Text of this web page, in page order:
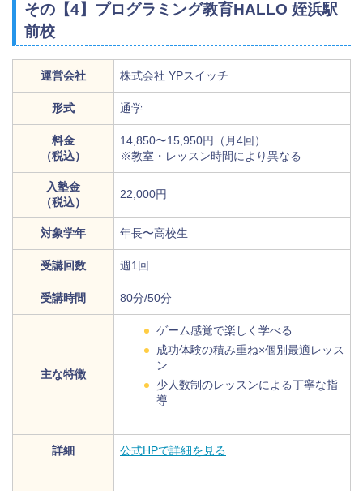
その【4】プログラミング教育HALLO 姪浜駅
前校
運営会社 株式会社 YPスイッチ
形式 通学
料金
（税込）
14,850〜15,950円（月4回）
※教室・レッスン時間により異なる
入塾金
（税込）
22,000円
対象学年 年長〜高校生
受講回数 週1回
受講時間 80分/50分
主な特徴
ゲーム感覚で楽しく学べる
成功体験の積み重ね×個別最適レッス
ン
少人数制のレッスンによる丁寧な指
導
詳細 公式HPで詳細を見る